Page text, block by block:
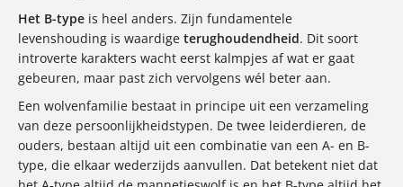
Het B-type is heel anders. Zijn fundamentele
levenshouding is waardige terughoudendheid. Dit soort
introverte karakters wacht eerst kalmpjes af wat er gaat
gebeuren, maar past zich vervolgens wél beter aan.
Een wolvenfamilie bestaat in principe uit een verzameling
van deze persoonlijkheidstypen. De twee leiderdieren, de
ouders, bestaan altijd uit een combinatie van een A- en B-
type, die elkaar wederzijds aanvullen. Dat betekent niet dat